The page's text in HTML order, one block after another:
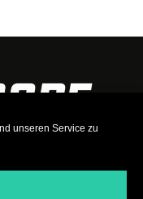
unseren Service zu